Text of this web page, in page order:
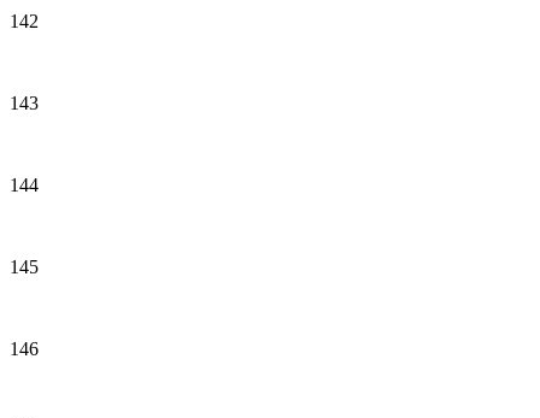
142
143
144
145
146